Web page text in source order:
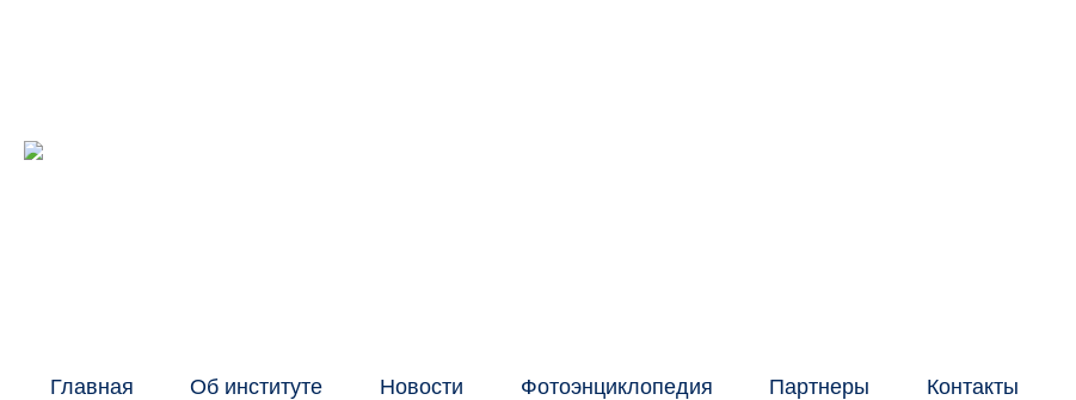
Главная Об институте Новости Фотоэнциклопедия Партнеры Контакты